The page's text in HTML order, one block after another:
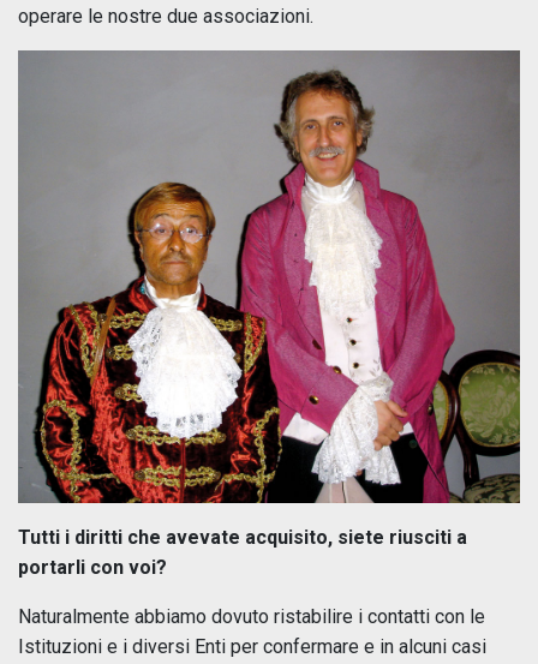
operare le nostre due associazioni.
Tutti i diritti che avevate acquisito, siete riusciti a
portarli con voi?
Naturalmente abbiamo dovuto ristabilire i contatti con le
Istituzioni e i diversi Enti per confermare e in alcuni casi